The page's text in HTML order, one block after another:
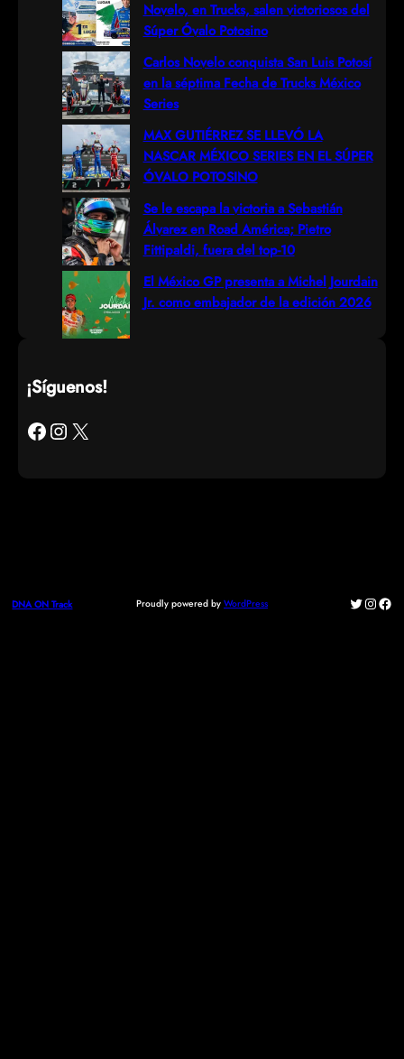
Novelo, en Trucks, salen victoriosos del
Súper Óvalo Potosino
Carlos Novelo conquista San Luis Potosí
en la séptima Fecha de Trucks México
Series
MAX GUTIÉRREZ SE LLEVÓ LA
NASCAR MÉXICO SERIES EN EL SÚPER
ÓVALO POTOSINO
Se le escapa la victoria a Sebastián
Álvarez en Road América; Pietro
Fittipaldi, fuera del top-10
El México GP presenta a Michel Jourdain
Jr. como embajador de la edición 2026
¡Síguenos!
Facebook Instagram X
DNA ON Track Proudly powered by WordPress Twitter